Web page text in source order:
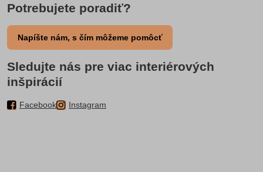
Potrebujete poradiť?
Napíšte nám, s čím môžeme pomôcť
Sledujte nás pre viac interiérových
inšpirácií
Facebook Instagram